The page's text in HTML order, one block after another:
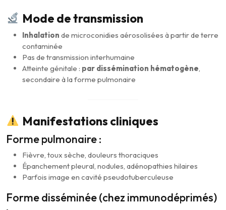
Mode de transmission
Inhalation de microconidies aérosolisées à partir de terre
contaminée
Pas de transmission interhumaine
Atteinte génitale : par dissémination hématogène
secondaire à la forme pulmonaire
Manifestations cliniques
Forme pulmonaire :
Fièvre, toux sèche, douleurs thoraciques
Épanchement pleural, nodules, adénopathies hilaires
Parfois image en cavité pseudotuberculeuse
Forme disséminée (chez immunodéprimés)